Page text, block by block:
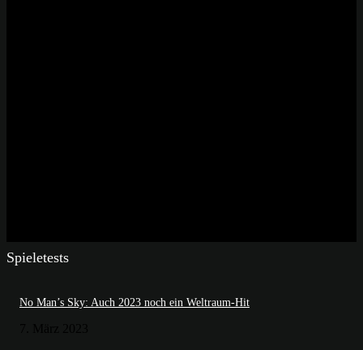
Spieletests
No Man’s Sky: Auch 2023 noch ein Weltraum-Hit